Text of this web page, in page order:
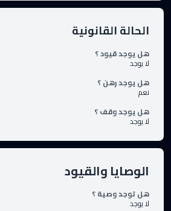
الحالة القانونية
هل يوجد قيود ؟
لا يوجد
هل يوجد رهن ؟
نعم
هل يوجد وقف ؟
لا يوجد
الوصايا والقيود
هل توجد وصية ؟
لا يوجد